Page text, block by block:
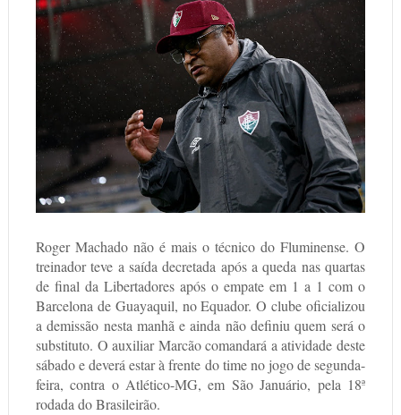
Roger Machado não é mais o técnico do Fluminense. O
treinador teve a saída decretada após a queda nas quartas
de final da Libertadores após o empate em 1 a 1 com o
Barcelona de Guayaquil, no Equador. O clube oficializou
a demissão nesta manhã e ainda não definiu quem será o
substituto. O auxiliar Marcão comandará a atividade deste
sábado e deverá estar à frente do time no jogo de segunda-
feira, contra o Atlético-MG, em São Januário, pela 18ª
rodada do Brasileirão.